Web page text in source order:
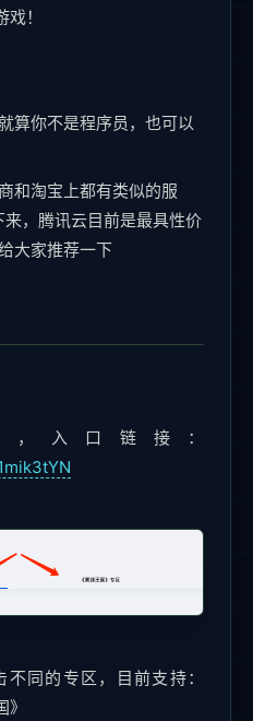
！
算你不是程序员，也可以
和淘宝上都有类似的服
，腾讯云目前是最具性价
大家推荐一下
入口链接：
同的专区，目前支持：